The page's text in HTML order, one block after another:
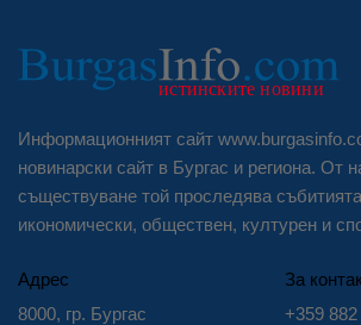
Информационният сайт
новинарски сайт в Бургас и региона. От
съществуване той проследява
икономически, обществен, културен и
Адрес
8000, гр. Бургас
За
+359